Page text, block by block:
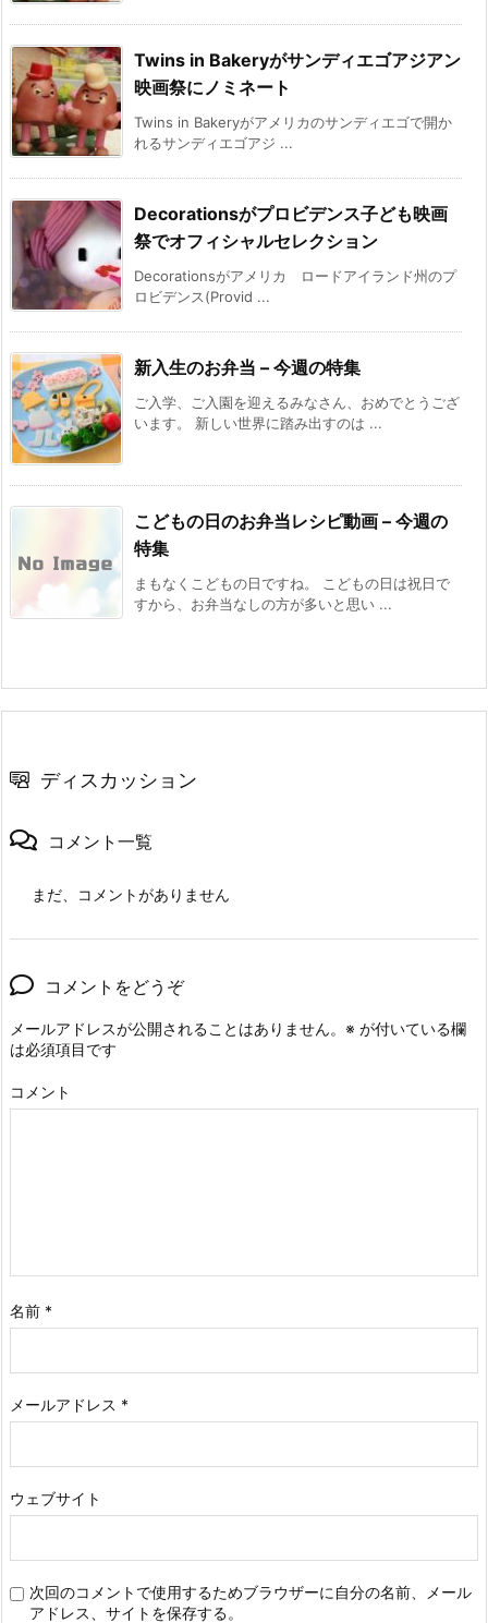
Twins in Bakeryがサンディエゴアジアン
映画祭にノミネート
Twins in Bakeryがアメリカのサンディエゴで開か
れるサンディエゴアジ ...
Decorationsがプロビデンス子ども映画
祭でオフィシャルセレクション
Decorationsがアメリカ ロードアイランド州のプ
ロビデンス(Provid ...
新入生のお弁当 – 今週の特集
ご入学、ご入園を迎えるみなさん、おめでとうござ
います。 新しい世界に踏み出すのは ...
こどもの日のお弁当レシピ動画 – 今週の
特集
まもなくこどもの日ですね。 こどもの日は祝日で
すから、お弁当なしの方が多いと思い ...
ディスカッション
コメント一覧
まだ、コメントがありません
コメントをどうぞ
メールアドレスが公開されることはありません。 ※ が付いている欄
は必須項目です
コメント
名前 *
メールアドレス *
ウェブサイト
次回のコメントで使用するためブラウザーに自分の名前、メール
アドレス、サイトを保存する。